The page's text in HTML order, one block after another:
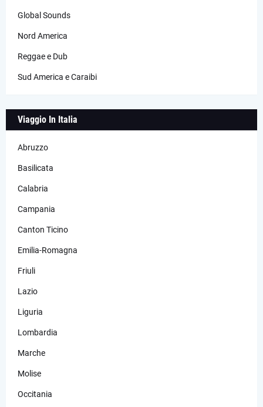
Global Sounds
Nord America
Reggae e Dub
Sud America e Caraibi
Viaggio In Italia
Abruzzo
Basilicata
Calabria
Campania
Canton Ticino
Emilia-Romagna
Friuli
Lazio
Liguria
Lombardia
Marche
Molise
Occitania